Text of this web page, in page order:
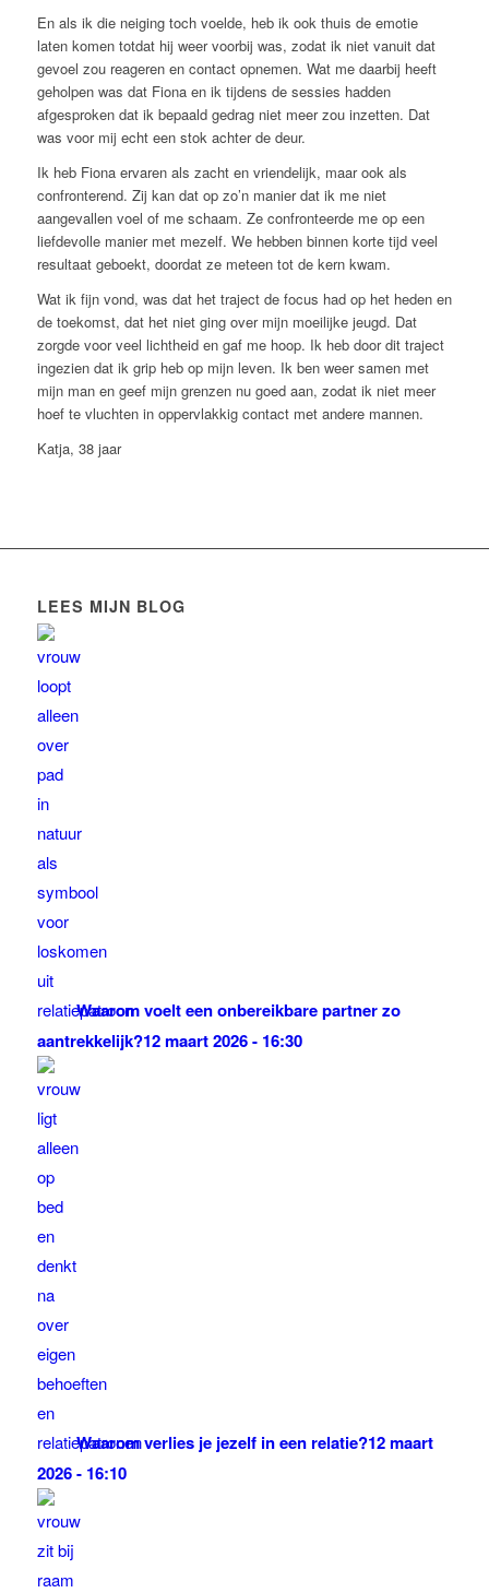
En als ik die neiging toch voelde, heb ik ook thuis de emotie
laten komen totdat hij weer voorbij was, zodat ik niet vanuit dat
gevoel zou reageren en contact opnemen. Wat me daarbij heeft
geholpen was dat Fiona en ik tijdens de sessies hadden
afgesproken dat ik bepaald gedrag niet meer zou inzetten. Dat
was voor mij echt een stok achter de deur.
Ik heb Fiona ervaren als zacht en vriendelijk, maar ook als
confronterend. Zij kan dat op zo’n manier dat ik me niet
aangevallen voel of me schaam. Ze confronteerde me op een
liefdevolle manier met mezelf. We hebben binnen korte tijd veel
resultaat geboekt, doordat ze meteen tot de kern kwam.
Wat ik fijn vond, was dat het traject de focus had op het heden en
de toekomst, dat het niet ging over mijn moeilijke jeugd. Dat
zorgde voor veel lichtheid en gaf me hoop. Ik heb door dit traject
ingezien dat ik grip heb op mijn leven. Ik ben weer samen met
mijn man en geef mijn grenzen nu goed aan, zodat ik niet meer
hoef te vluchten in oppervlakkig contact met andere mannen.
Katja, 38 jaar
LEES MIJN BLOG
Waarom voelt een onbereikbare partner zo
aantrekkelijk?12 maart 2026 - 16:30
Waarom verlies je jezelf in een relatie?12 maart
2026 - 16:10